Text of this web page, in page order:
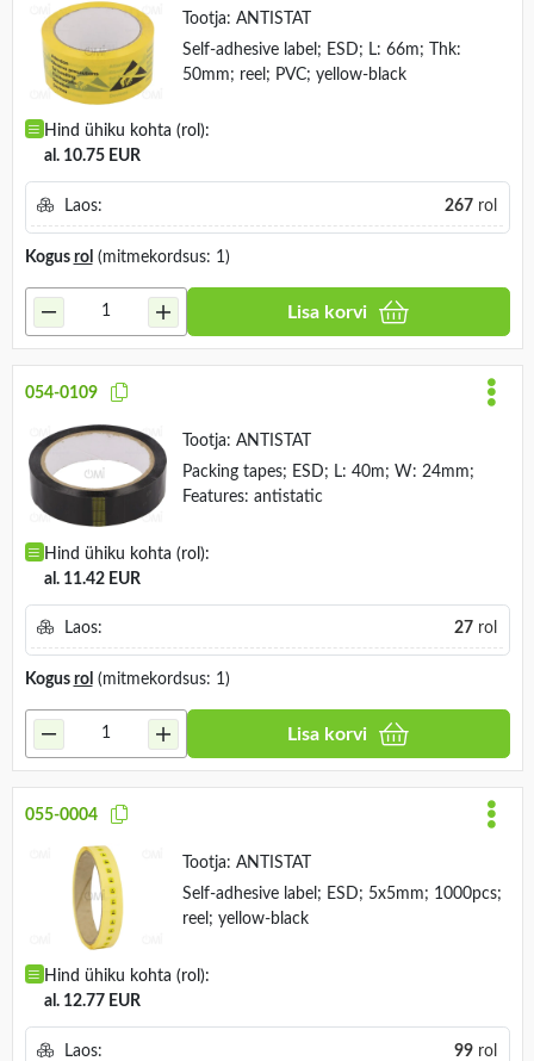
Tootja: ANTISTAT
Self-adhesive label; ESD; L: 66m; Thk:
50mm; reel; PVC; yellow-black
Hind ühiku kohta (rol):
al. 10.75 EUR
Laos: 267rol
Kogus rol (mitmekordsus: 1)
Lisa korvi
054-0109
Tootja: ANTISTAT
Packing tapes; ESD; L: 40m; W: 24mm;
Features: antistatic
Hind ühiku kohta (rol):
al. 11.42 EUR
Laos: 27rol
Kogus rol (mitmekordsus: 1)
Lisa korvi
055-0004
Tootja: ANTISTAT
Self-adhesive label; ESD; 5x5mm; 1000pcs;
reel; yellow-black
Hind ühiku kohta (rol):
al. 12.77 EUR
Laos: 99rol